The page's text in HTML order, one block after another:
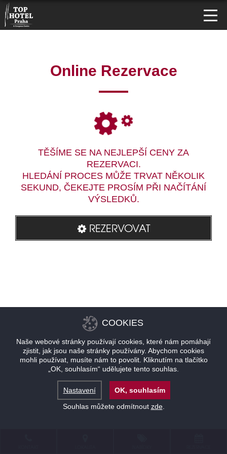
Online Rezervace
TĚŠÍME SE NA NEJLEPŠÍ CENY ZA
REZERVACI.
HLEDÁNÍ PROCES MŮŽE TRVAT NĚKOLIK
SEKUND, ČEKEJTE PROSÍM PŘI NAČÍTÁNÍ
VÝSLEDKŮ.
REZERVOVAT
COOKIES
Naše webové stránky používají cookies, které nám pomáhají
zjistit, jak jsou naše stránky používány. Abychom cookies
mohli používat, musíte nám to povolit. Kliknutím na tlačítko
„OK, souhlasím“ udělujete tento souhlas.
Nastavení
OK, souhlasím
Souhlas můžete odmítnout zde.